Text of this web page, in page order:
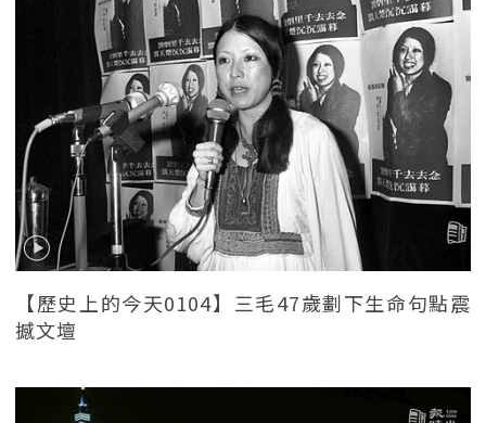
【歷史上的今天0104】三毛47歲劃下生命句點震
撼文壇